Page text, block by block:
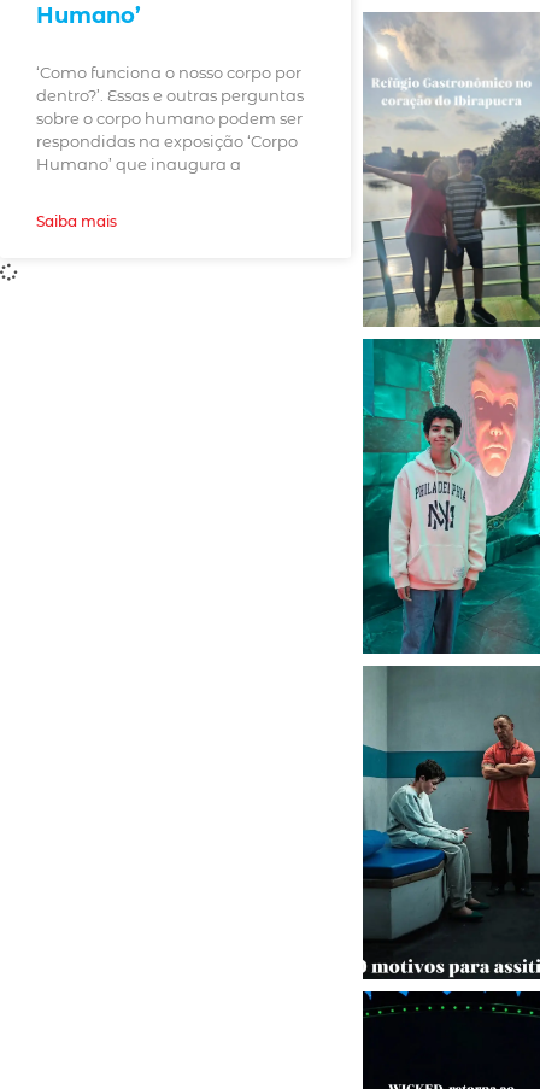
Humano’
‘Como funciona o nosso corpo por
dentro?’. Essas e outras perguntas
sobre o corpo humano podem ser
respondidas na exposição ‘Corpo
Humano’ que inaugura a
Saiba mais